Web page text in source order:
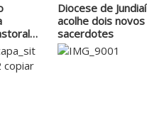
Diocese de Jundiaí
acolhe dois novos
sacerdotes